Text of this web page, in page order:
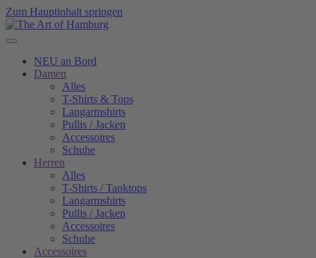
Zum Hauptinhalt springen
NEU an Bord
Damen
Alles
T-Shirts & Tops
Langarmshirts
Pullis / Jacken
Accessoires
Schuhe
Herren
Alles
T-Shirts / Tanktops
Langarmshirts
Pullis / Jacken
Accessoires
Schuhe
Accessoires